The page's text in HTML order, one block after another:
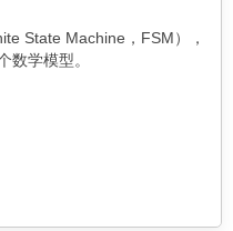
State Machine，FSM），
数学模型。